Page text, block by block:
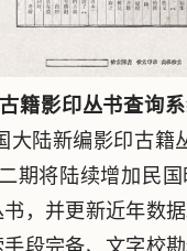
籍影印丛书查询
大陆新编影印古籍
期将陆续增加民
，并更新近年数